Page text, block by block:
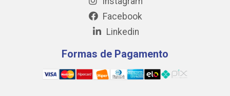
Facebook
Linkedin
Formas de Pagamento